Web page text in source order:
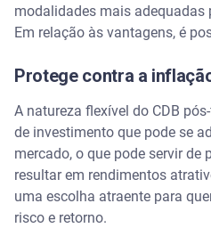
modalidades mais adequadas
Em relação às vantagens, é
Protege contra a
A natureza flexível do CDB
de investimento que pode se
mercado, o que pode servir
resultar em rendimentos
uma escolha atraente para
risco e retorno.